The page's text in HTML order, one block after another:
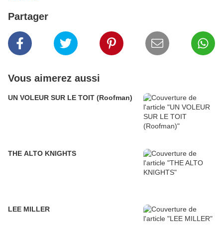
Partager
Vous aimerez aussi
UN VOLEUR SUR LE TOIT (Roofman)
THE ALTO KNIGHTS
LEE MILLER